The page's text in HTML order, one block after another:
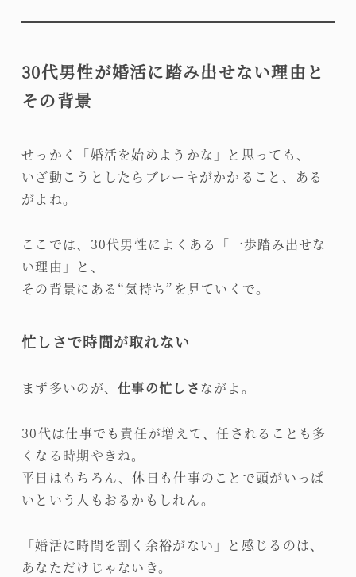
30代男性が婚活に踏み出せない理由と
その背景
せっかく「婚活を始めようかな」と思っても、
いざ動こうとしたらブレーキがかかること、ある
がよね。
ここでは、30代男性によくある「一歩踏み出せな
い理由」と、
その背景にある“気持ち”を見ていくで。
忙しさで時間が取れない
まず多いのが、仕事の忙しさながよ。
30代は仕事でも責任が増えて、任されることも多
くなる時期やきね。
平日はもちろん、休日も仕事のことで頭がいっぱ
いという人もおるかもしれん。
「婚活に時間を割く余裕がない」と感じるのは、
あなただけじゃないき。